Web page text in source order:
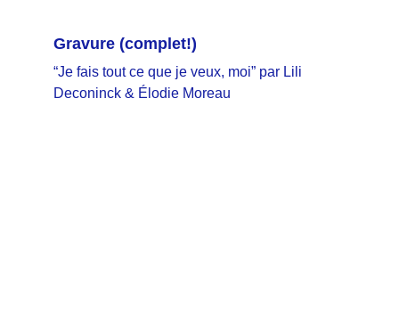
Gravure (complet!)
“Je fais tout ce que je veux, moi” par Lili
Deconinck & Élodie Moreau